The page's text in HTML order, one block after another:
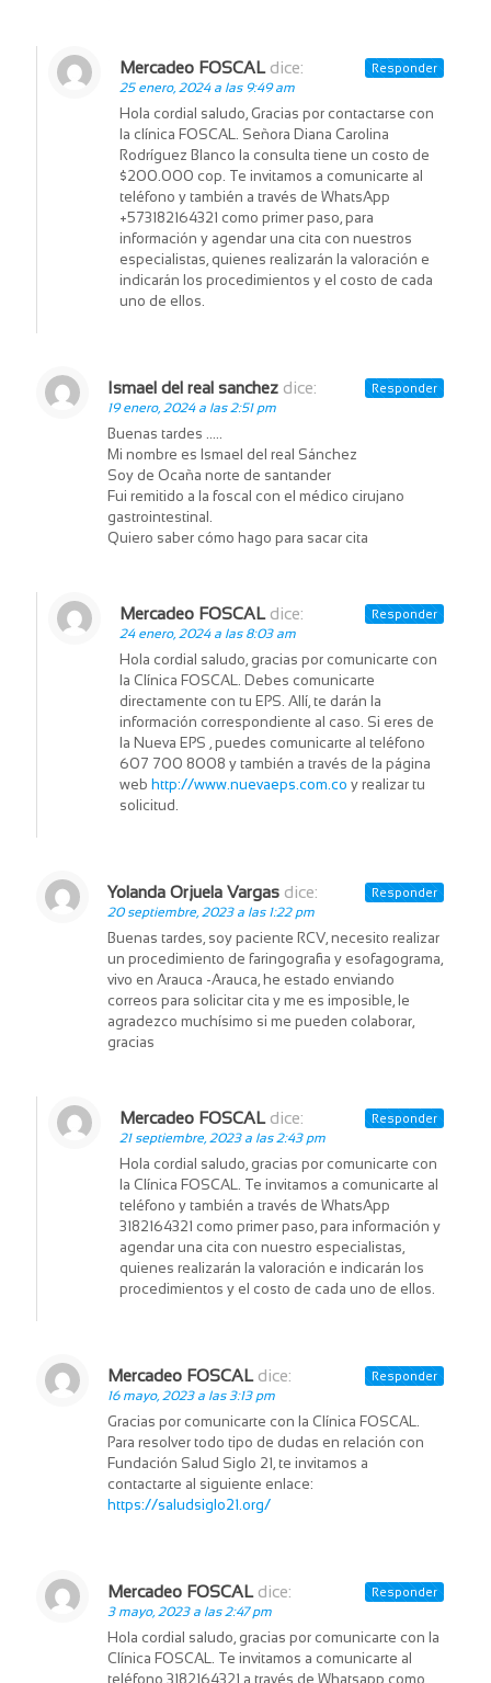
Mercadeo FOSCAL dice:
25 enero, 2024 a las 9:49 am
Hola cordial saludo, Gracias por contactarse con
la clínica FOSCAL. Señora Diana Carolina
Rodríguez Blanco la consulta tiene un costo de
$200.000 cop. Te invitamos a comunicarte al
teléfono y también a través de WhatsApp
+573182164321 como primer paso, para
información y agendar una cita con nuestros
especialistas, quienes realizarán la valoración e
indicarán los procedimientos y el costo de cada
uno de ellos.
Responder
Ismael del real sanchez dice:
19 enero, 2024 a las 2:51 pm
Buenas tardes …..
Mi nombre es Ismael del real Sánchez
Soy de Ocaña norte de santander
Fui remitido a la foscal con el médico cirujano
gastrointestinal.
Quiero saber cómo hago para sacar cita
Responder
Mercadeo FOSCAL dice:
24 enero, 2024 a las 8:03 am
Hola cordial saludo, gracias por comunicarte con
la Clínica FOSCAL. Debes comunicarte
directamente con tu EPS. Allí, te darán la
información correspondiente al caso. Si eres de
la Nueva EPS , puedes comunicarte al teléfono
607 700 8008 y también a través de la página
web http://www.nuevaeps.com.co y realizar tu
solicitud.
Responder
Yolanda Orjuela Vargas dice:
20 septiembre, 2023 a las 1:22 pm
Buenas tardes, soy paciente RCV, necesito realizar
un procedimiento de faringografia y esofagograma,
vivo en Arauca -Arauca, he estado enviando
correos para solicitar cita y me es imposible, le
agradezco muchísimo si me pueden colaborar,
gracias
Responder
Mercadeo FOSCAL dice:
21 septiembre, 2023 a las 2:43 pm
Hola cordial saludo, gracias por comunicarte con
la Clínica FOSCAL. Te invitamos a comunicarte al
teléfono y también a través de WhatsApp
3182164321 como primer paso, para información y
agendar una cita con nuestro especialistas,
quienes realizarán la valoración e indicarán los
procedimientos y el costo de cada uno de ellos.
Responder
Mercadeo FOSCAL dice:
16 mayo, 2023 a las 3:13 pm
Gracias por comunicarte con la Clínica FOSCAL.
Para resolver todo tipo de dudas en relación con
Fundación Salud Siglo 21, te invitamos a
contactarte al siguiente enlace:
https://saludsiglo21.org/
Responder
Mercadeo FOSCAL dice:
3 mayo, 2023 a las 2:47 pm
Hola cordial saludo, gracias por comunicarte con la
Clínica FOSCAL. Te invitamos a comunicarte al
teléfono 3182164321 a través de Whatsapp como
Responder